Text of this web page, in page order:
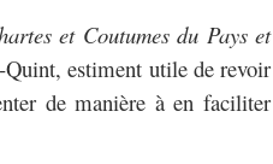
et Coutumesdu Pays et
Quint,estiment utile de revoir
de manière à en faciliter